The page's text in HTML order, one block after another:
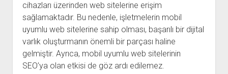
cihazları üzerinden web sitelerine erişim
sağlamaktadır. Bu nedenle, işletmelerin mobil
uyumlu web sitelerine sahip olması, başarılı bir dijital
varlık oluşturmanın önemli bir parçası haline
gelmiştir. Ayrıca, mobil uyumlu web sitelerinin
SEO’ya olan etkisi de göz ardı edilemez.